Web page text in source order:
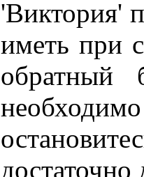
'Виктория'
иметь при
обратный
достаточно